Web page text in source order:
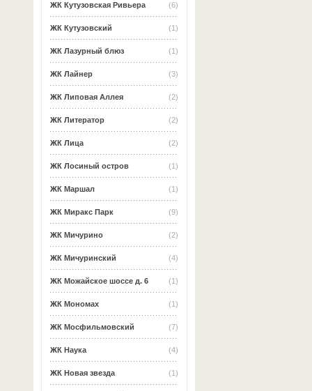
(6)
ЖК Кутузовская Ривьера
(1)
ЖК Кутузовский
(1)
ЖК Лазурный блюз
(3)
ЖК Лайнер
(2)
ЖК Липовая Аллея
(2)
ЖК Литератор
(2)
ЖК Лица
(1)
ЖК Лосиный остров
(1)
ЖК Маршал
(9)
ЖК Миракс Парк
(2)
ЖК Мичурино
(4)
ЖК Мичуринский
(1)
ЖК Можайское шоссе д. 6
(1)
ЖК Мономах
(7)
ЖК Мосфильмовский
(4)
ЖК Наука
(1)
ЖК Новая звезда